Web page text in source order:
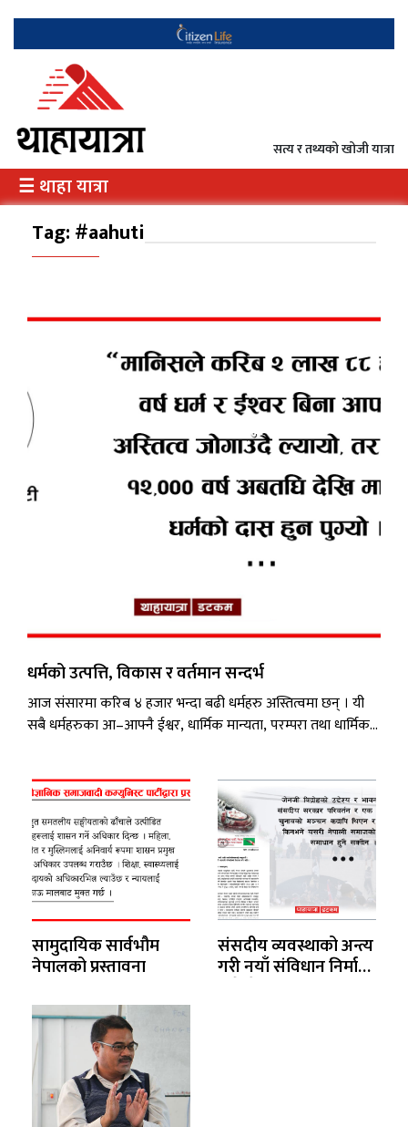
सत्य र तथ्यको खोजी यात्रा
☰ थाहा यात्रा
राजनीति
अर्थ
उत्पादन
दृष्टिकोण
स्वास्थ्य
विविध
Tag:#aahuti
धर्मको उत्पत्ति, विकास र वर्तमान सन्दर्भ
आज संसारमा करिब ४ हजार भन्दा बढी धर्महरु अस्तित्वमा छन् । यी
सबै धर्महरुका आ–आफ्नै ईश्वर, धार्मिक मान्यता, परम्परा तथा धार्मिक
रुपले आ–आफ्नै बुझाइ राख्दछन् । यस लेखमा म धर्मको उत्पत्ति,
विकास र वर्तमान सन्दर्भमा यसको उपयोगिता र...
सामुदायिक सार्वभौम
नेपालको प्रस्तावना
संसदीय व्यवस्थाको अन्त्य
गरी नयाँ संविधान निर्माण
गरौंः वैज्ञानिक समाजवादी